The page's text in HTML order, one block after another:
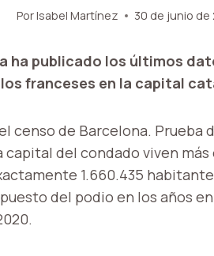
PorIsabel Martínez 30 de junio de
ha publicado los últimos
franceses en la capital
censo de Barcelona. Prueba
del condado viven más
1.660.435
del podio en los años